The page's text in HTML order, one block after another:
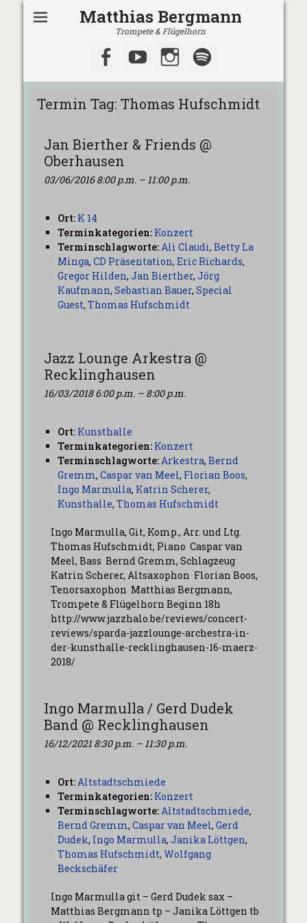
Matthias Bergmann
Trompete & Flügelhorn
Facebook
YouTubeInstagram
Termin Tag: Thomas Hufschmidt
Jan Bierther & Friends @
Oberhausen
03/06/2016 8:00 p.m. – 11:00 p.m.
Ort: K 14
Terminkategorien: Konzert
Terminschlagworte:Ali Claudi, Betty La
Minga, CD Präsentation, Eric Richards,
Gregor Hilden, Jan Bierther, Jörg
Kaufmann, Sebastian Bauer, Special
Guest, Thomas Hufschmidt
Jazz Lounge Arkestra @
Recklinghausen
16/03/2018 6:00 p.m. – 8:00 p.m.
Ort: Kunsthalle
Terminkategorien: Konzert
Terminschlagworte:Arkestra, Bernd
Gremm, Caspar van Meel, Florian Boos,
Ingo Marmulla, Katrin Scherer,
Kunsthalle, Thomas Hufschmidt
Ingo Marmulla, Git, Komp., Arr. und Ltg.
Thomas Hufschmidt, Piano Caspar van
Meel, Bass Bernd Gremm, Schlagzeug
Katrin Scherer, Altsaxophon Florian Boos,
Tenorsaxophon Matthias Bergmann,
Trompete & Flügelhorn Beginn 18h
http://www.jazzhalo.be/reviews/concert-
reviews/sparda-jazzlounge-archestra-in-
der-kunsthalle-recklinghausen-16-maerz-
2018/
Ingo Marmulla / Gerd Dudek
Band @ Recklinghausen
16/12/2021 8:30 p.m. – 11:30 p.m.
Ort:Altstadtschmiede
Terminkategorien: Konzert
Terminschlagworte:Altstadtschmiede,
Bernd Gremm, Caspar van Meel, Gerd
Dudek, Ingo Marmulla, Janika Löttgen,
Thomas Hufschmidt, Wolfgang
Beckschäfer
Ingo Marmulla git – Gerd Dudek sax –
Matthias Bergmann tp – Janika Löttgen tb